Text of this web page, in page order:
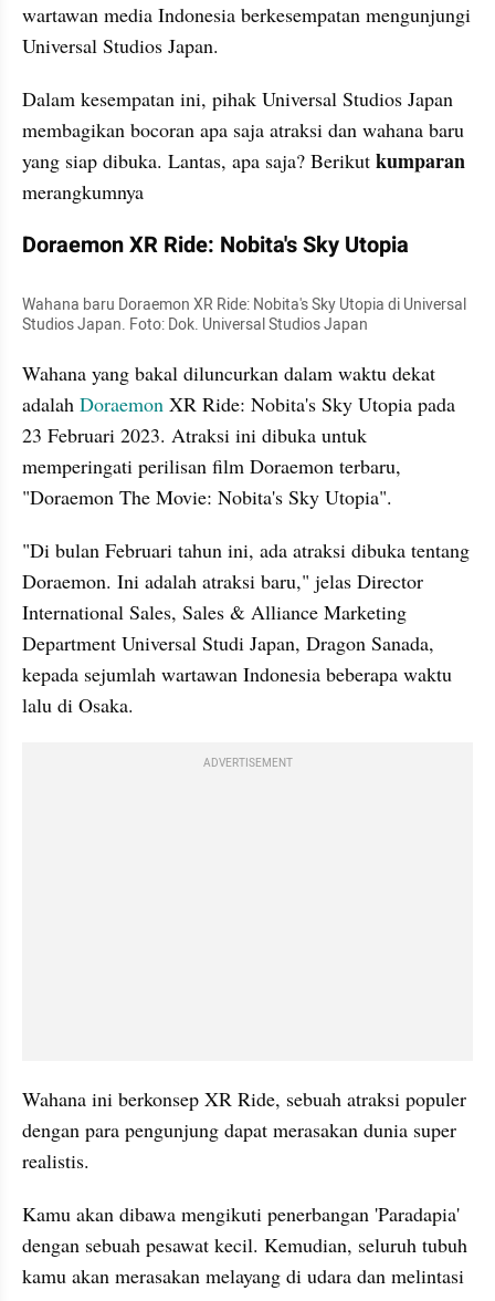
wartawan media Indonesia berkesempatan mengunjungi
Universal Studios Japan.
Dalam kesempatan ini, pihak Universal Studios Japan
membagikan bocoran apa saja atraksi dan wahana baru
yang siap dibuka. Lantas, apa saja? Berikut kumparan
merangkumnya
Doraemon XR Ride: Nobita's Sky Utopia
Wahana baru Doraemon XR Ride: Nobita's Sky Utopia di Universal
Studios Japan. Foto: Dok. Universal Studios Japan
Wahana yang bakal diluncurkan dalam waktu dekat
adalah Doraemon XR Ride: Nobita's Sky Utopia pada
23 Februari 2023. Atraksi ini dibuka untuk
memperingati perilisan film Doraemon terbaru,
"Doraemon The Movie: Nobita's Sky Utopia".
"Di bulan Februari tahun ini, ada atraksi dibuka tentang
Doraemon. Ini adalah atraksi baru," jelas Director
International Sales, Sales & Alliance Marketing
Department Universal Studi Japan, Dragon Sanada,
kepada sejumlah wartawan Indonesia beberapa waktu
lalu di Osaka.
ADVERTISEMENT
Wahana ini berkonsep XR Ride, sebuah atraksi populer
dengan para pengunjung dapat merasakan dunia super
realistis.
Kamu akan dibawa mengikuti penerbangan 'Paradapia'
dengan sebuah pesawat kecil. Kemudian, seluruh tubuh
kamu akan merasakan melayang di udara dan melintasi